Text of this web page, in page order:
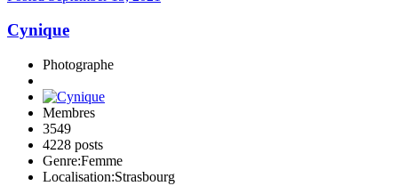
Cynique
Photographe
Membres
3549
4228 posts
Genre:Femme
Localisation:Strasbourg